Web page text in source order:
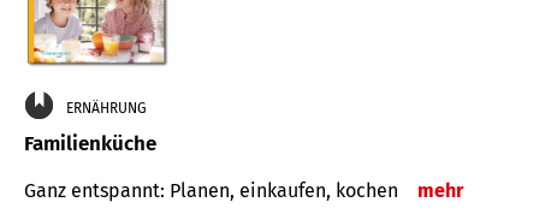
ERNÄHRUNG
Familienküche
Ganz entspannt: Planen, einkaufen, kochen mehr